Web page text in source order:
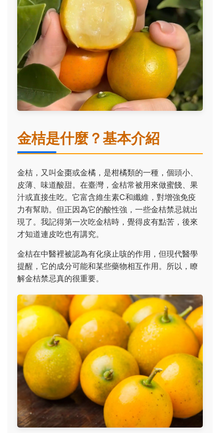
金桔是什麼？基本介紹
金桔，又叫金棗或金橘，是柑橘類的一種，個頭小、
皮薄、味道酸甜。在臺灣，金桔常被用來做蜜餞、果
汁或直接生吃。它富含維生素C和纖維，對增強免疫
力有幫助。但正因為它的酸性強，一些金桔禁忌就出
現了。我記得第一次吃金桔時，覺得皮有點苦，後來
才知道連皮吃也有講究。
金桔在中醫裡被認為有化痰止咳的作用，但現代醫學
提醒，它的成分可能和某些藥物相互作用。所以，瞭
解金桔禁忌真的很重要。